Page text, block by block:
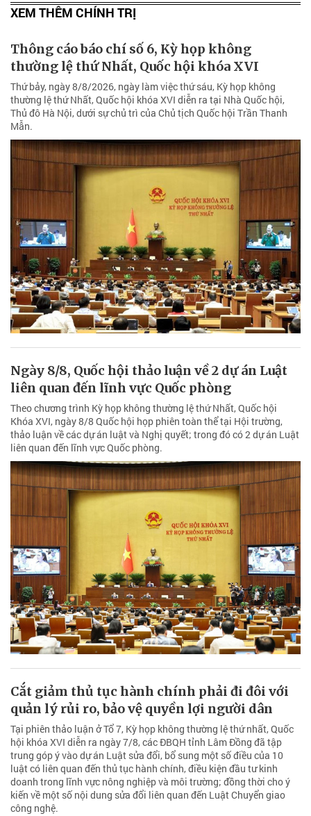
XEM THÊM CHÍNH TRỊ
Thông cáo báo chí số 6, Kỳ họp không
thường lệ thứ Nhất, Quốc hội khóa XVI
Thứ bảy, ngày 8/8/2026, ngày làm việc thứ sáu, Kỳ họp không
thường lệ thứ Nhất, Quốc hội khóa XVI diễn ra tại Nhà Quốc hội,
Thủ đô Hà Nội, dưới sự chủ trì của Chủ tịch Quốc hội Trần Thanh
Mẫn.
Ngày 8/8, Quốc hội thảo luận về 2 dự án Luật
liên quan đến lĩnh vực Quốc phòng
Theo chương trình Kỳ họp không thường lệ thứ Nhất, Quốc hội
Khóa XVI, ngày 8/8 Quốc hội họp phiên toàn thể tại Hội trường,
thảo luận về các dự án luật và Nghị quyết; trong đó có 2 dự án Luật
liên quan đến lĩnh vực Quốc phòng.
Cắt giảm thủ tục hành chính phải đi đôi với
quản lý rủi ro, bảo vệ quyền lợi người dân
Tại phiên thảo luận ở Tổ 7, Kỳ họp không thường lệ thứ nhất, Quốc
hội khóa XVI diễn ra ngày 7/8, các ĐBQH tỉnh Lâm Đồng đã tập
trung góp ý vào dự án Luật sửa đổi, bổ sung một số điều của 10
luật có liên quan đến thủ tục hành chính, điều kiện đầu tư kinh
doanh trong lĩnh vực nông nghiệp và môi trường; đồng thời cho ý
kiến về một số nội dung sửa đổi liên quan đến Luật Chuyển giao
công nghệ.